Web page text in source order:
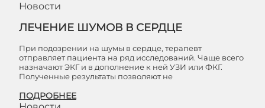
Новости
ЛЕЧЕНИЕ ШУМОВ В СЕРДЦЕ
При подозрении на шумы в сердце, терапевт
отправляет пациента на ряд исследований. Чаще всего
назначают ЭКГ и в дополнение к ней УЗИ или ФКГ.
Полученные результаты позволяют не
ПОДРОБНЕЕ